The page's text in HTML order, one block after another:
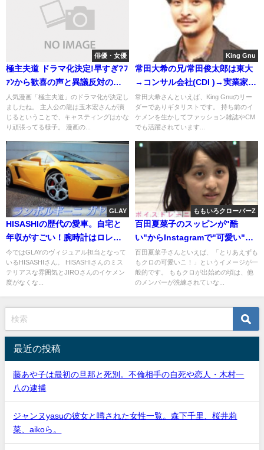
俳優・女優
極主夫道 ドラマ化決定!早すぎ?ﾌ
ｧﾝから歓喜の声と異議反対の理
由
人気漫画「極主夫道」のドラマ化が決定し
ましたね。 主人公の龍は玉木宏さんが演
じるということで、キャスティングはかな
り頑張ってる様子。 漫画の...
King Gnu
常田大希の兄/常田俊太郎は東大
→コンサル会社(CDI )→実業家。
父と母も凄い!
常田大希さんといえば、King Gnuのリー
ダーでありギタリストです。 持ち前のイ
ケメンを生かしてファッション雑誌やCM
でも活躍されています...
GLAY
HISASHIの歴代の愛車。自宅と
年収がすごい！腕時計はロレッ
クス[画像]
今ではGLAYのヴィジュアル担当となって
いるHISASHIさん。 HISASHIさんのミス
テリアスな雰囲気とJIROさんのイケメン
度がなくな...
ももいろクローバーZ
百田夏菜子のスッピンが"酷
い"からInstagramで"可愛い"に
昇進[画像]
百田夏菜子さんといえば、「とりあえずも
もクロの可愛いこ！」というイメージが一
般的です。 ももクロが出始めの頃は、他
のメンバーが洗練されていな...
最近の投稿
藤あや子は最初の旦那と死別。不倫相手の自死や恋人・木村一
八の逮捕
ジャンヌyasuの彼女と噂された女性一覧。森下千里、桜井莉
菜、aikoら。